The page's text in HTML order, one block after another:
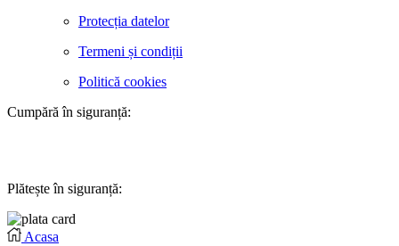
Protecția datelor
Termeni și condiții
Politică cookies
Cumpără în siguranță:
Plătește în siguranță:
Acasa